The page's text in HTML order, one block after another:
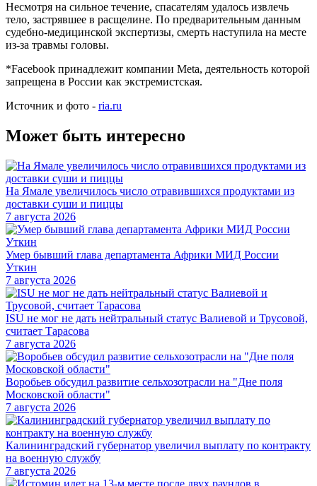
Несмотря на сильное течение, спасателям удалось извлечь
тело, застрявшее в расщелине. По предварительным данным
судебно-медицинской экспертизы, смерть наступила на месте
из-за травмы головы.
*Facebook принадлежит компании Meta, деятельность которой
запрещена в России как экстремистская.
Источник и фото - ria.ru
Может быть интересно
На Ямале увеличилось число отравившихся продуктами из
доставки суши и пиццы
7 августа 2026
Умер бывший глава департамента Африки МИД России
Уткин
7 августа 2026
ISU не мог не дать нейтральный статус Валиевой и Трусовой,
считает Тарасова
7 августа 2026
Воробьев обсудил развитие сельхозотрасли на "Дне поля
Московской области"
7 августа 2026
Калининградский губернатор увеличил выплату по контракту
на военную службу
7 августа 2026